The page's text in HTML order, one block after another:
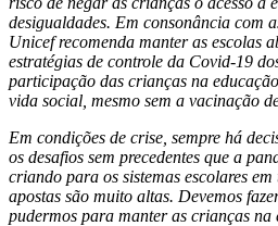
desigualdades. Em consonância com
Unicef recomenda manter as escolas
estratégias de controle da Covid-19
participação das crianças na
vida social, mesmo sem a vacinação
Em condições de crise, sempre há
os desafios sem precedentes que a
criando para os sistemas escolares
apostas são muito altas. Devemos
pudermos para manter as crianças na